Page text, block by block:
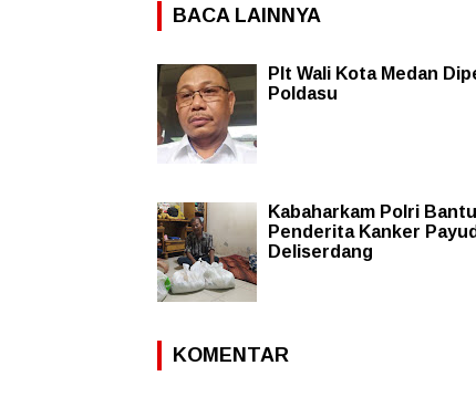
BACA LAINNYA
Plt Wali Kota Medan
Poldasu
Kabaharkam Polri Bantu
Penderita Kanker
Deliserdang
KOMENTAR